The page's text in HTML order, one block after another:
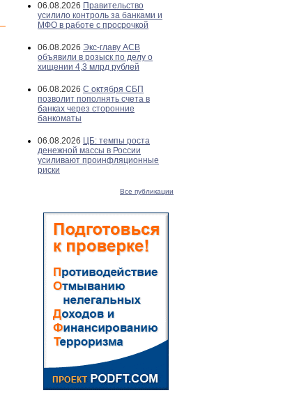
06.08.2026 Правительство
усилило контроль за банками и
МФО в работе с просрочкой
06.08.2026 Экс-главу АСВ
объявили в розыск по делу о
хищении 4,3 млрд рублей
06.08.2026 С октября СБП
позволит пополнять счета в
банках через сторонние
банкоматы
06.08.2026 ЦБ: темпы роста
денежной массы в России
усиливают проинфляционные
риски
Все публикации